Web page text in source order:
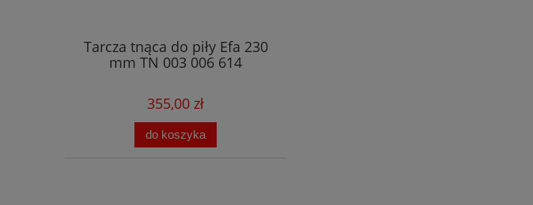
Tarcza tnąca do piły Efa 230
mm TN 003 006 614
355,00 zł
do koszyka